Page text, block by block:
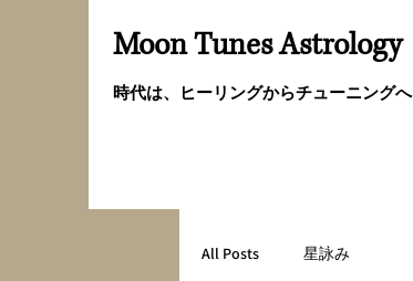
Moon Tunes Astrology
時代は、ヒーリングからチューニングへ
All Posts 星詠み